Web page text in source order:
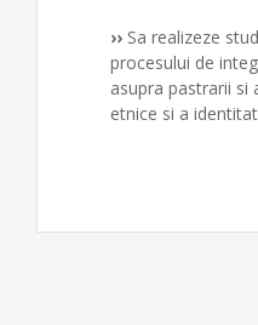
›› Sa realizeze
procesului de
asupra pastrarii
etnice si a